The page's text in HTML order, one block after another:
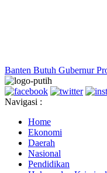
Banten Butuh Gubernur
Navigasi :
Home
Ekonomi
Daerah
Nasional
Pendidikan